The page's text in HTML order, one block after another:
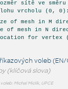
sítě ve směru
vrcholu (0,
of mesh in M
of mesh in N
for vertex
voleb (EN/
(klíčová slova)
Michal Miclík, UPCE